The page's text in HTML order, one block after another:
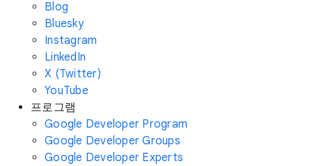
Blog
Bluesky
Instagram
LinkedIn
X (Twitter)
YouTube
프로그램
Google Developer Program
Google Developer Groups
Google Developer Experts